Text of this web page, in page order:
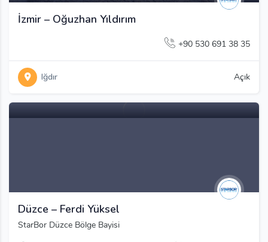
İzmir – Oğuzhan Yıldırım
+90 530 691 38 35
Iğdır Açık
Düzce – Ferdi Yüksel
StarBor Düzce Bölge Bayisi